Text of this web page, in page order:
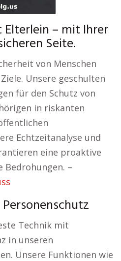
– mit Ihrer
Seite.
von Menschen
Unsere geschulten
für den Schutz von
in riskanten
Echtzeitanalyse und
eine proaktive
Bedrohungen. –
Technik mit
in unseren
Unsere Funktionen wie